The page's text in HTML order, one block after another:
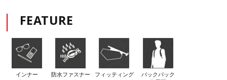
FEATURE
インナー
防水ファスナー
フィッティング
バックパック